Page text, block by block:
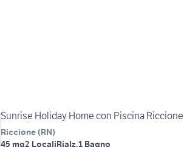
Sunrise Holiday Home con Piscina Riccione
Riccione (RN)
45 mq2 LocaliRialz.1 Bagno